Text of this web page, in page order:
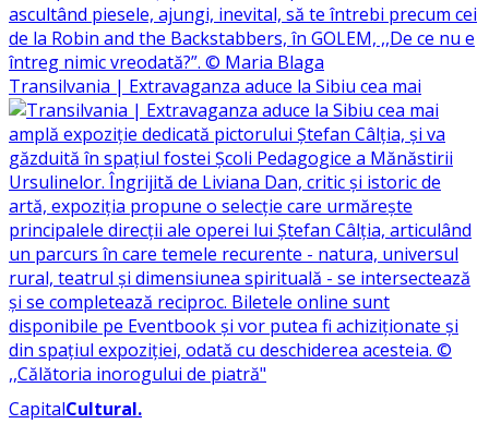
Transilvania | Extravaganza aduce la Sibiu cea mai
CapitalCultural.